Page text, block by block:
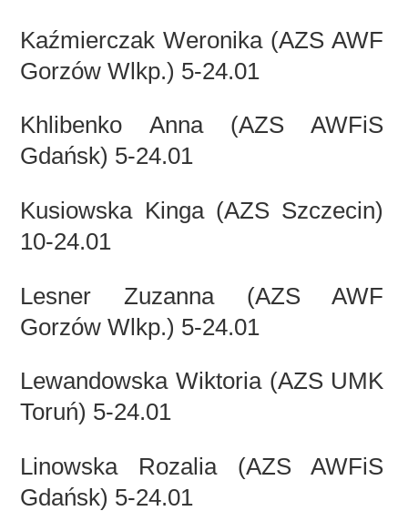
Kaźmierczak Weronika (AZS AWF
Gorzów Wlkp.) 5-24.01
Khlibenko Anna (AZS AWFiS
Gdańsk) 5-24.01
Kusiowska Kinga (AZS Szczecin)
10-24.01
Lesner Zuzanna (AZS AWF
Gorzów Wlkp.) 5-24.01
Lewandowska Wiktoria (AZS UMK
Toruń) 5-24.01
Linowska Rozalia (AZS AWFiS
Gdańsk) 5-24.01